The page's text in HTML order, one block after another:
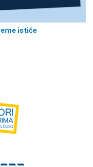
ističe